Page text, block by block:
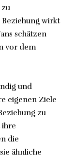
wirkt
schätzen
vor dem
und
eigenen Ziele
zu
ihre
die
ähnliche